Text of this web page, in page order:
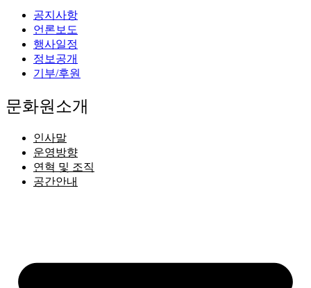
공지사항
언론보도
행사일정
정보공개
기부/후원
문화원소개
인사말
운영방향
연혁 및 조직
공간안내